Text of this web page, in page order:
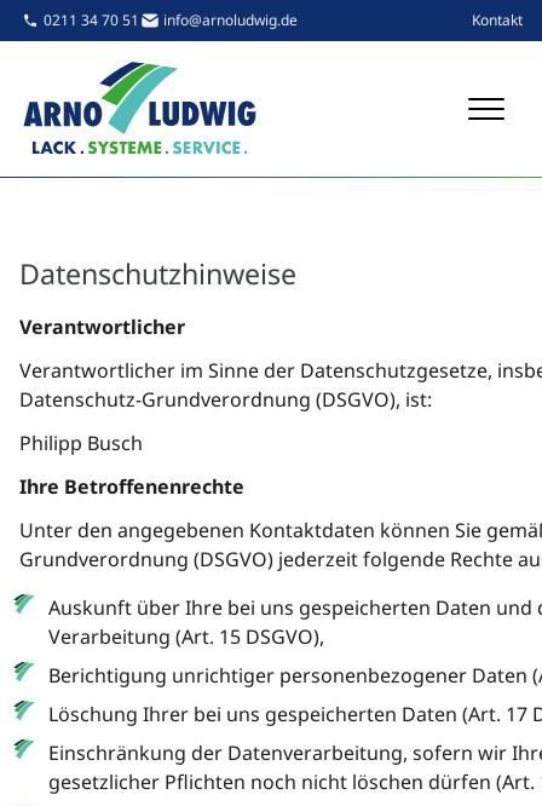
0211 34 70 51 info@arnoludwig.de Kontakt
Datenschutzhinweise
Verantwortlicher
Verantwortlicher im Sinne der Datenschutzgesetze,
Datenschutz-Grundverordnung (DSGVO), ist:
Philipp Busch
Ihre Betroffenenrechte
Unter den angegebenen Kontaktdaten können Sie
Grundverordnung (DSGVO) jederzeit folgende Rechte
Auskunft über Ihre bei uns gespeicherten Daten und
Verarbeitung (Art. 15 DSGVO),
Berichtigung unrichtiger personenbezogener Daten
Löschung Ihrer bei uns gespeicherten Daten (Art. 17
Einschränkung der Datenverarbeitung, sofern wir
gesetzlicher Pflichten noch nicht löschen dürfen (Art.